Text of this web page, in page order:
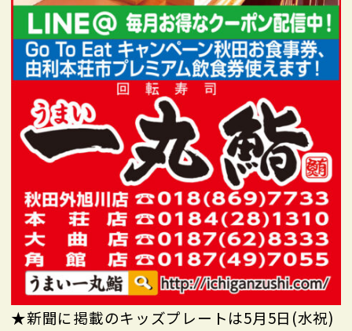
★新聞に掲載のキッズプレートは5月5日(水祝)